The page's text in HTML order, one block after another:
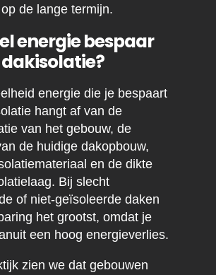
de lange termijn.
energie bespaar
energie die je bespaart
hangt af van de
van het gebouw, de
de huidige dakopbouw,
en de dikte
Bij slecht
of niet-geïsoleerde daken
het grootst, omdat je
een hoog energieverlies.
zien we dat gebouwen